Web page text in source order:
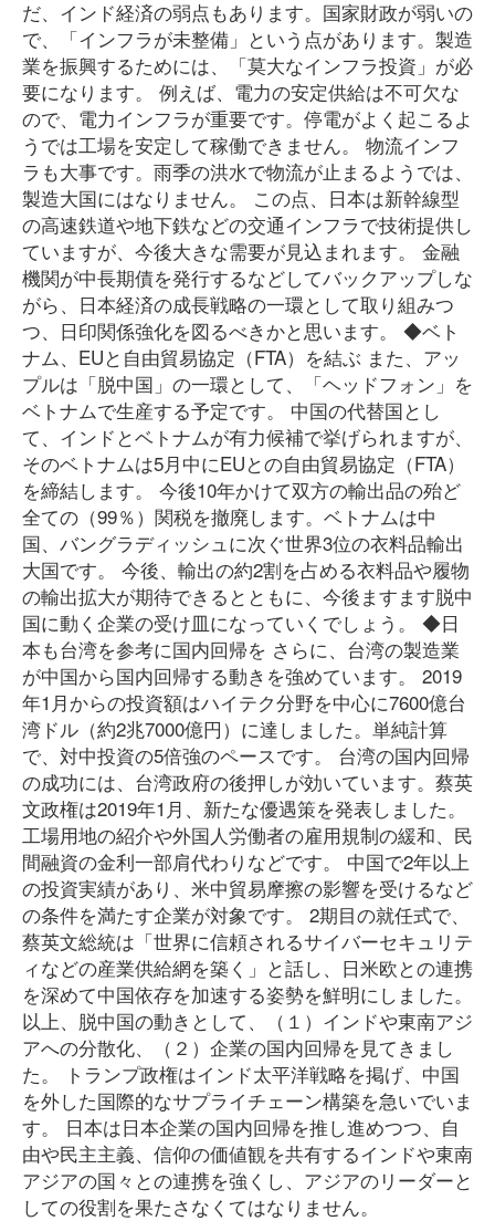
だ、インド経済の弱点もあります。国家財政が弱いの
で、「インフラが未整備」という点があります。製造
業を振興するためには、「莫大なインフラ投資」が必
要になります。 例えば、電力の安定供給は不可欠な
ので、電力インフラが重要です。停電がよく起こるよ
うでは工場を安定して稼働できません。 物流インフ
ラも大事です。雨季の洪水で物流が止まるようでは、
製造大国にはなりません。 この点、日本は新幹線型
の高速鉄道や地下鉄などの交通インフラで技術提供し
ていますが、今後大きな需要が見込まれます。 金融
機関が中長期債を発行するなどしてバックアップしな
がら、日本経済の成長戦略の一環として取り組みつ
つ、日印関係強化を図るべきかと思います。 ◆ベト
ナム、EUと自由貿易協定（FTA）を結ぶ また、アッ
プルは「脱中国」の一環として、「ヘッドフォン」を
ベトナムで生産する予定です。 中国の代替国とし
て、インドとベトナムが有力候補で挙げられますが、
そのベトナムは5月中にEUとの自由貿易協定（FTA）
を締結します。 今後10年かけて双方の輸出品の殆ど
全ての（99％）関税を撤廃します。ベトナムは中
国、バングラディッシュに次ぐ世界3位の衣料品輸出
大国です。 今後、輸出の約2割を占める衣料品や履物
の輸出拡大が期待できるとともに、今後ますます脱中
国に動く企業の受け皿になっていくでしょう。 ◆日
本も台湾を参考に国内回帰を さらに、台湾の製造業
が中国から国内回帰する動きを強めています。 2019
年1月からの投資額はハイテク分野を中心に7600億台
湾ドル（約2兆7000億円）に達しました。単純計算
で、対中投資の5倍強のペースです。 台湾の国内回帰
の成功には、台湾政府の後押しが効いています。蔡英
文政権は2019年1月、新たな優遇策を発表しました。
工場用地の紹介や外国人労働者の雇用規制の緩和、民
間融資の金利一部肩代わりなどです。 中国で2年以上
の投資実績があり、米中貿易摩擦の影響を受けるなど
の条件を満たす企業が対象です。 2期目の就任式で、
蔡英文総統は「世界に信頼されるサイバーセキュリテ
ィなどの産業供給網を築く」と話し、日米欧との連携
を深めて中国依存を加速する姿勢を鮮明にしました。
以上、脱中国の動きとして、（１）インドや東南アジ
アへの分散化、（２）企業の国内回帰を見てきまし
た。 トランプ政権はインド太平洋戦略を掲げ、中国
を外した国際的なサプライチェーン構築を急いでいま
す。 日本は日本企業の国内回帰を推し進めつつ、自
由や民主主義、信仰の価値観を共有するインドや東南
アジアの国々との連携を強くし、アジアのリーダーと
しての役割を果たさなくてはなりません。